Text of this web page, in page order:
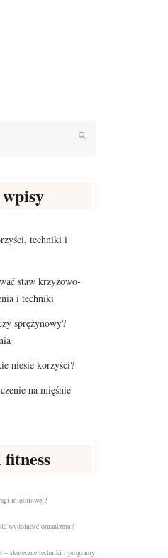
techniki i
staw krzyżowo-
i techniki
sprężynowy?
niesie korzyści?
na mięśnie
fitness
mięśniowej?
wydolność organizmu?
– skuteczne techniki i programy